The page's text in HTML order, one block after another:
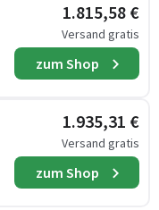
1.815,58 €
Versand gratis
zum Shop
1.935,31 €
Versand gratis
zum Shop